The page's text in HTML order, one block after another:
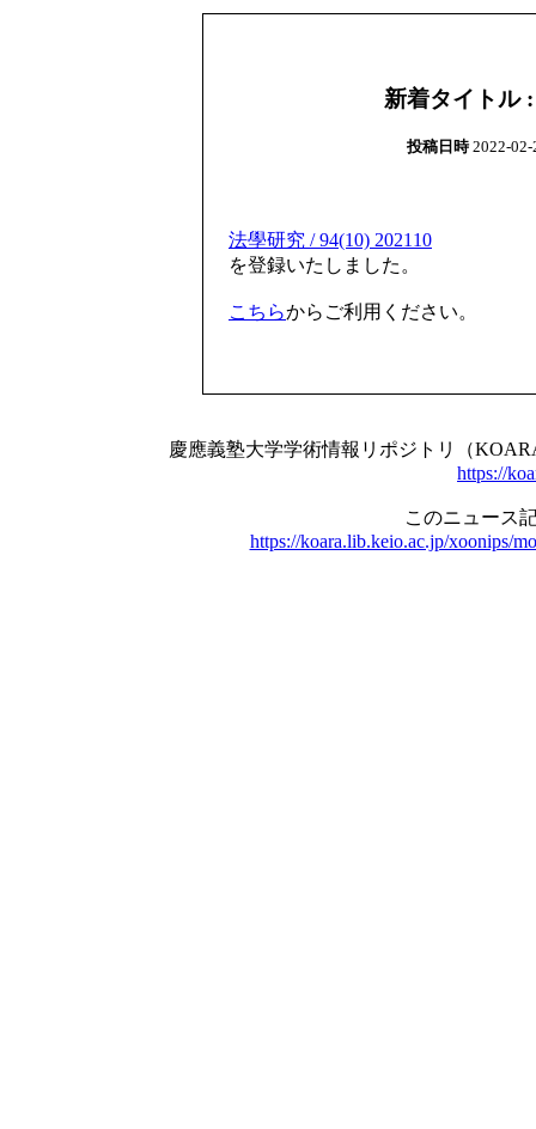
新着タイトル
投稿日時2022-02-
法學研究 / 94(10) 202110
を登録いたしました。
こちらからご利用ください。
慶應義塾大学学術情報リポジトリ（
https://
このニュース
https://koara.lib.keio.ac.jp/xoonips/